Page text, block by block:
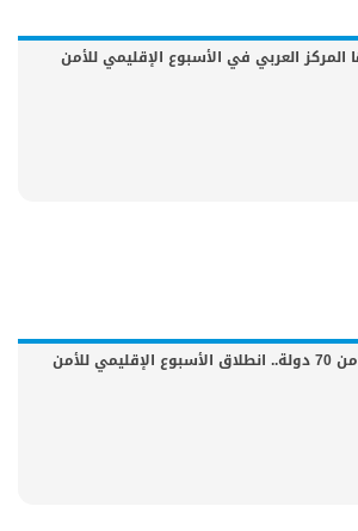
المركز العربي في الأسبوع الإقليمي للأمن
بمشاركة 350 متخصصًا من 70 دولة.. انطلاق الأسبوع الإقليمي للأمن